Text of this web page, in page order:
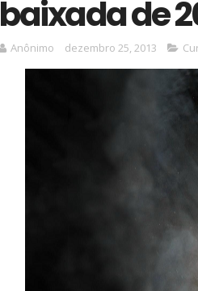
baixada de
Anônimo dezembro 25, 2013